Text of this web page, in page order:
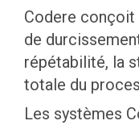
Codere
de
répétabilité, la
totale du
Les systèmes